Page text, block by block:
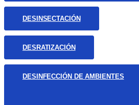
DESINSECTACIÓN
DESRATIZACIÓN
DESINFECCIÓN DE AMBIENTES